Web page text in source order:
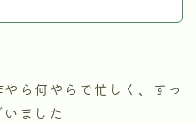
ら何やらで忙しく、すっ
ました